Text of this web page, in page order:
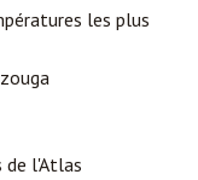
les plus
de l'Atlas